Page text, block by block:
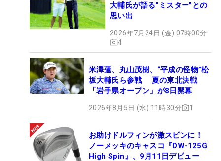
大輔氏が語る“ミスター”との
思い出
2026年7月24日 (金) 07時00分
4
米澤蓮、丸山茂樹、“平成の怪物”松
坂大輔氏ら参戦 夏の東北決戦
「岩手県オープン」が8日開幕
2026年8月5日 (水) 11時30分 1
お助けドルフィンが激スピンに！
ノーメッキのキャスコ『DW-125G
High Spin』、9月11日デビュー